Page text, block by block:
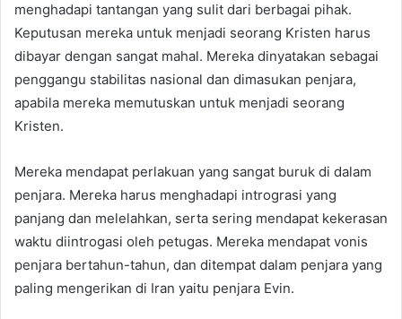
a
i
l
menghadapi tantangan yang sulit dari berbagai pihak.
Keputusan mereka untuk menjadi seorang Kristen harus
dibayar dengan sangat mahal. Mereka dinyatakan sebagai
penggangu stabilitas nasional dan dimasukan penjara,
apabila mereka memutuskan untuk menjadi seorang
Kristen.
Mereka mendapat perlakuan yang sangat buruk di dalam
penjara. Mereka harus menghadapi intrograsi yang
panjang dan melelahkan, serta sering mendapat kekerasan
waktu diintrogasi oleh petugas. Mereka mendapat vonis
penjara bertahun-tahun, dan ditempat dalam penjara yang
paling mengerikan di Iran yaitu penjara Evin.